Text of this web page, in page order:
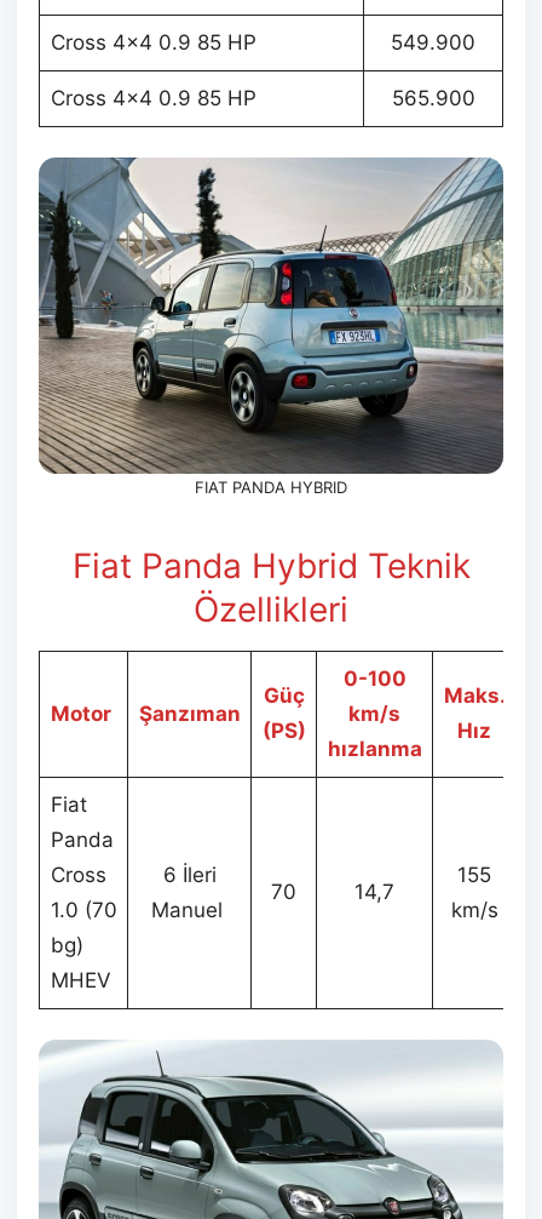
Cross 4×4 0.9 85 HP 549.900
Cross 4×4 0.9 85 HP 565.900
FIAT PANDA HYBRID
Fiat Panda Hybrid Teknik
Özellikleri
Motor Şanzıman
Güç
(PS)
0-100
km/s
hızlanma
Maks.
Hız
Fiat
Panda
Cross
1.0 (70
bg)
MHEV
6 İleri
Manuel
70 14,7
155
km/s